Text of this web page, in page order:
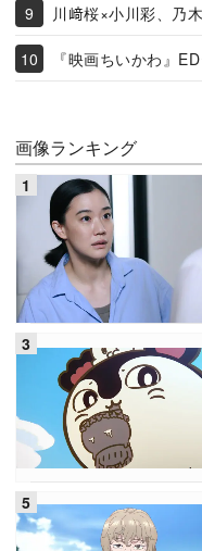
川﨑桜×小川彩、乃
『映画ちいかわ』
画像ランキング